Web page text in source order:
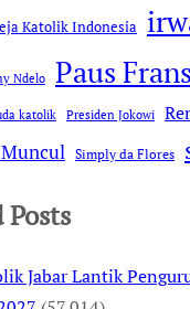
Katolik Indonesia
Ndelo Paus
katolik Presiden Jokowi
Simply da Flores
Jabar Lantik